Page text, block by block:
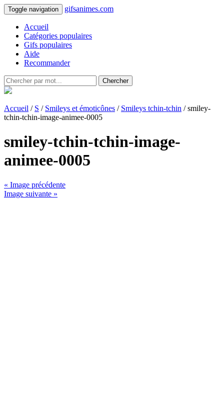
Toggle navigation gifsanimes.com
Accueil
Catégories populaires
Gifs populaires
Aide
Recommander
Chercher
Accueil / S / Smileys et émoticônes / Smileys tchin-tchin / smiley-
tchin-tchin-image-animee-0005
smiley-tchin-tchin-image-
animee-0005
« Image précédente
Image suivante »